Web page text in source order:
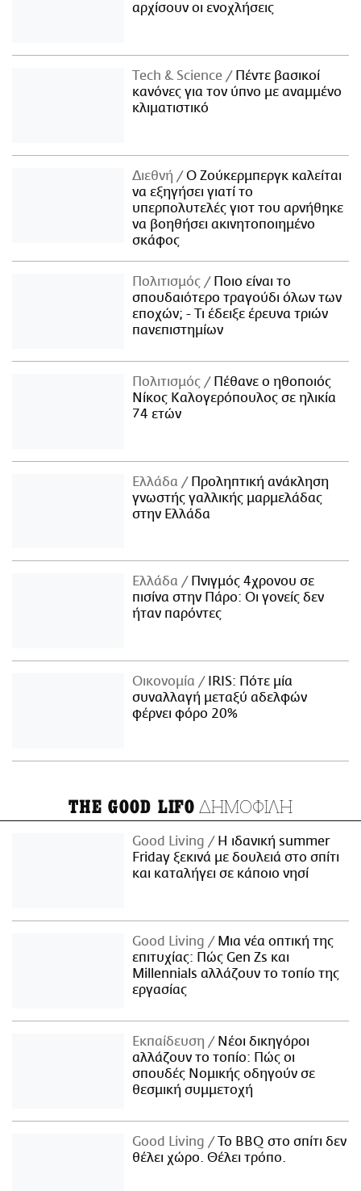
αρχίσουν οι ενοχλήσεις
Τech & Science
Πέντε βασικοί
κανόνες για τον ύπνο με αναμμένο
κλιματιστικό
Διεθνή
Ο Ζούκερμπεργκ καλείται
να εξηγήσει γιατί το
υπερπολυτελές γιοτ του αρνήθηκε
να βοηθήσει ακινητοποιημένο
σκάφος
Πολιτισμός
Ποιο είναι το
σπουδαιότερο τραγούδι όλων των
εποχών; - Τι έδειξε έρευνα τριών
πανεπιστημίων
Πολιτισμός
Πέθανε ο ηθοποιός
Νίκος Καλογερόπουλος σε ηλικία
74 ετών
Ελλάδα
Προληπτική ανάκληση
γνωστής γαλλικής μαρμελάδας
στην Ελλάδα
Ελλάδα
Πνιγμός 4χρονου σε
πισίνα στην Πάρο: Οι γονείς δεν
ήταν παρόντες
Οικονομία
IRIS: Πότε μία
συναλλαγή μεταξύ αδελφών
φέρνει φόρο 20%
THE GOOD LIFO ΔΗΜΟΦΙΛΗ
Good Living
Η ιδανική summer
Friday ξεκινά με δουλειά στο σπίτι
και καταλήγει σε κάποιο νησί
Good Living
Μια νέα οπτική της
επιτυχίας: Πώς Gen Zs και
Millennials αλλάζουν το τοπίο της
εργασίας
Εκπαίδευση
Νέοι δικηγόροι
αλλάζουν το τοπίο: Πώς οι
σπουδές Νομικής οδηγούν σε
θεσμική συμμετοχή
Good Living
Το BBQ στο σπίτι δεν
θέλει χώρο. Θέλει τρόπο.